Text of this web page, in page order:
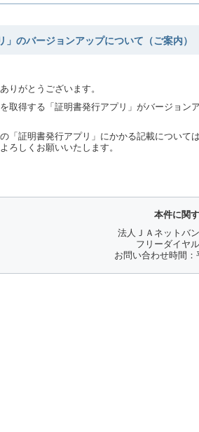
のバージョンアップについて（ご案内）
りがとうございます。
取得する「証明書発行アプリ」がバージョン
証明書発行アプリ」にかかる記載については
ろしくお願いいたします。
本件に関
法人ＪＡネットバ
フリーダイヤ
お問い合わせ時間